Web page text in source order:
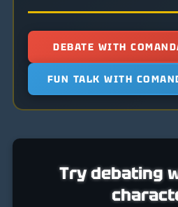
DEBATE WITH
FUN TALK WITH
Try debating